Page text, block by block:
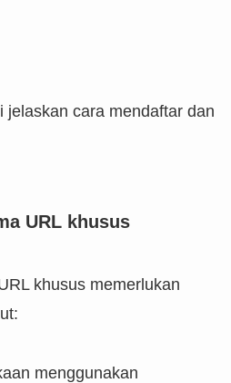
jelaskan cara mendaftar dan
URL khusus
khusus memerlukan
menggunakan